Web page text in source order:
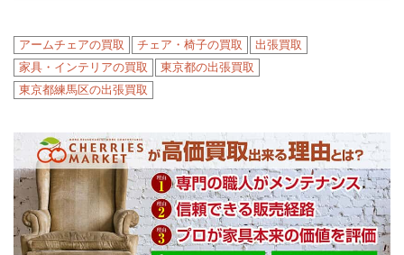
アームチェアの買取 チェア・椅子の買取
出張買取
家具・インテリアの買取
東京都の出張買取
東京都練馬区の出張買取